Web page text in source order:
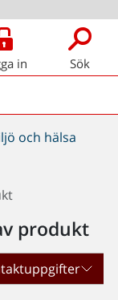
in Sök
och hälsa
produkt